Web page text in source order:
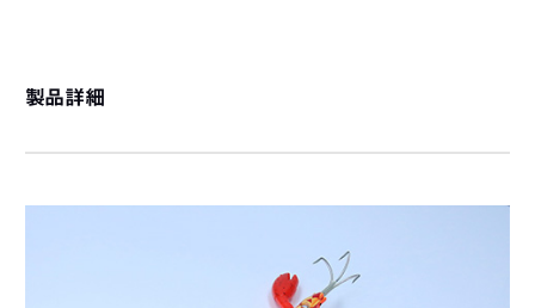
製品詳細